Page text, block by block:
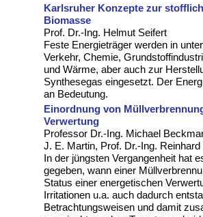
Karlsruher Konzepte zur
Biomasse
Prof. Dr.-Ing. Helmut Seifert
Feste Energieträger werden in
Verkehr, Chemie,
und Wärme, aber auch zur
Synthesegas eingesetzt. Der
an Bedeutung.
Einordnung von
Verwertung
Professor Dr.-Ing. Michael
J. E. Martin, Prof. Dr.-Ing.
In der jüngsten Vergangenheit hat
gegeben, wann einer
Status einer energetischen
Irritationen u.a. auch dadurch
Betrachtungsweisen und damit